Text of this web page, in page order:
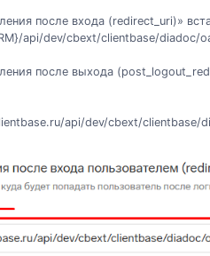
после входа (redirect_uri)»
api/dev/cbext/clientbase/diadoc/
после выхода
api/dev/cbext/clientbase/